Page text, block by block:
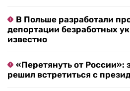
В Польше разработали
депортации безработных
известно
«Перетянуть от России»:
решил встретиться с